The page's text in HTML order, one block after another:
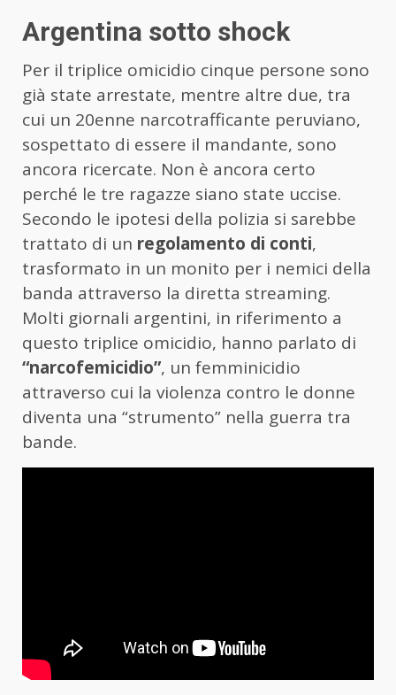
Argentina sotto shock
Per il triplice omicidio cinque persone sono
già state arrestate, mentre altre due, tra
cui un 20enne narcotrafficante peruviano,
sospettato di essere il mandante, sono
ancora ricercate. Non è ancora certo
perché le tre ragazze siano state uccise.
Secondo le ipotesi della polizia si sarebbe
trattato di un regolamento di conti,
trasformato in un monito per i nemici della
banda attraverso la diretta streaming.
Molti giornali argentini, in riferimento a
questo triplice omicidio, hanno parlato di
“narcofemicidio”, un femminicidio
attraverso cui la violenza contro le donne
diventa una “strumento” nella guerra tra
bande.